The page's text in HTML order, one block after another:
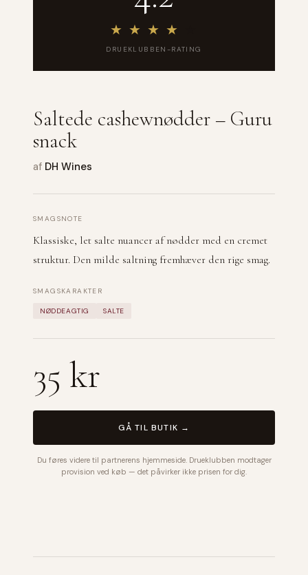
★ ★ ★ ★
DRUEKLUBBEN-RATING
Saltede cashewnødder – Guru
snack
af DH Wines
SMAGSNOTE
Klassiske, let salte nuancer af nødder med en cremet
struktur. Den milde saltning fremhæver den rige smag.
SMAGSKARAKTER
NØDDEAGTIG SALTE
35 kr
GÅ TIL BUTIK →
Du føres videre til partnerens hjemmeside. Drueklubben modtager
provision ved køb — det påvirker ikke prisen for dig.